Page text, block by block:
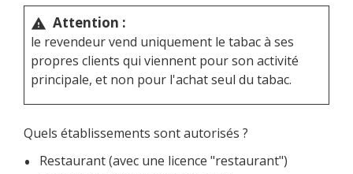
warning Attention :
le revendeur vend uniquement le tabac à ses
propres clients qui viennent pour son activité
principale, et non pour l'achat seul du tabac.
Quels établissements sont autorisés ?
Restaurant (avec une licence "restaurant")